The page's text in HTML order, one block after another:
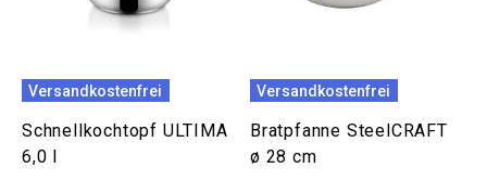
Versandkostenfrei
Schnellkochtopf ULTIMA
6,0 l
Versandkostenfrei
Bratpfanne SteelCRAFT
ø 28 cm